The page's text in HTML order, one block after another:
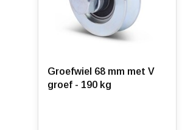
Groefwiel 68 mm met V
groef - 190 kg